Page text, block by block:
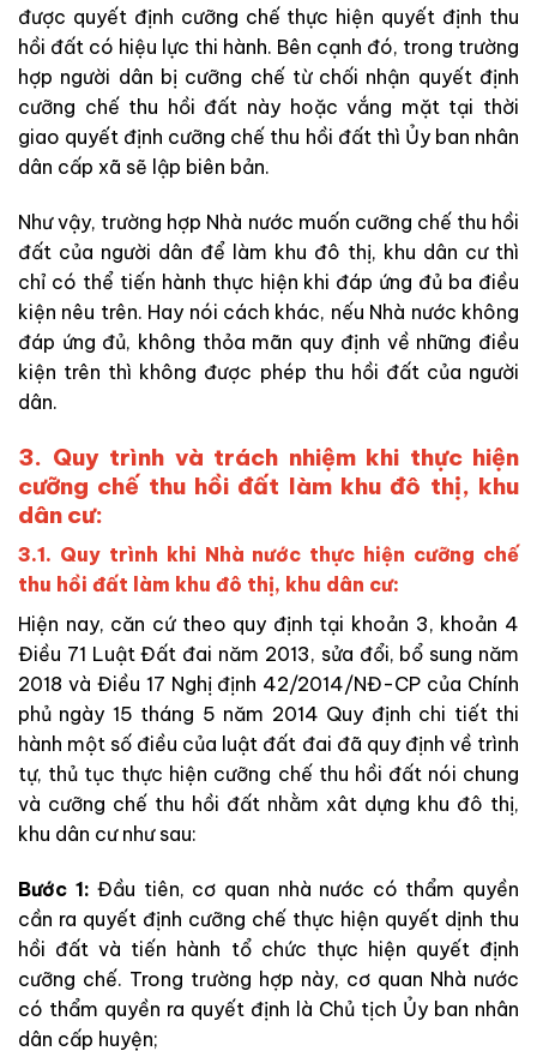
được quyết định cưỡng chế thực hiện quyết định thu
hồi đất có hiệu lực thi hành. Bên cạnh đó, trong trường
hợp người dân bị cưỡng chế từ chối nhận quyết định
cưỡng chế thu hồi đất này hoặc vắng mặt tại thời
giao quyết định cưỡng chế thu hồi đất thì Ủy ban nhân
dân cấp xã sẽ lập biên bản.
Như vậy, trường hợp Nhà nước muốn cưỡng chế thu hồi
đất của người dân để làm khu đô thị, khu dân cư thì
chỉ có thể tiến hành thực hiện khi đáp ứng đủ ba điều
kiện nêu trên. Hay nói cách khác, nếu Nhà nước không
đáp ứng đủ, không thỏa mãn quy định về những điều
kiện trên thì không được phép thu hồi đất của người
dân.
3. Quy trình và trách nhiệm khi thực hiện
cưỡng chế thu hồi đất làm khu đô thị, khu
dân cư:
3.1. Quy trình khi Nhà nước thực hiện cưỡng chế
thu hồi đất làm khu đô thị, khu dân cư:
Hiện nay, căn cứ theo quy định tại khoản 3, khoản 4
Điều 71 Luật Đất đai năm 2013, sửa đổi, bổ sung năm
2018 và Điều 17 Nghị định 42/2014/NĐ-CP của Chính
phủ ngày 15 tháng 5 năm 2014 Quy định chi tiết thi
hành một số điều của luật đất đai đã quy định về trình
tự, thủ tục thực hiện cưỡng chế thu hồi đất nói chung
và cưỡng chế thu hồi đất nhằm xât dựng khu đô thị,
khu dân cư như sau:
Bước 1:Đầu tiên, cơ quan nhà nước có thẩm quyền
cần ra quyết định cưỡng chế thực hiện quyết dịnh thu
hồi đất và tiến hành tổ chức thực hiện quyết định
cưỡng chế. Trong trường hợp này, cơ quan Nhà nước
có thẩm quyền ra quyết định là Chủ tịch Ủy ban nhân
dân cấp huyện;